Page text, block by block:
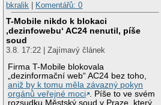
bkralik
Komentářů: 0
T-Mobile nikdo k blokaci
‚dezinfowebu‘ AC24 nenutil, píše
soud
3.8. 17:22 | Zajímavý článek
Firma T-Mobile blokovala
„dezinformační web“ AC24 bez toho,
aniž by k tomu měla závazný pokyn
orgánů veřejné moci . Píše to ve svém
rozsudku Městský soud v Praze, který